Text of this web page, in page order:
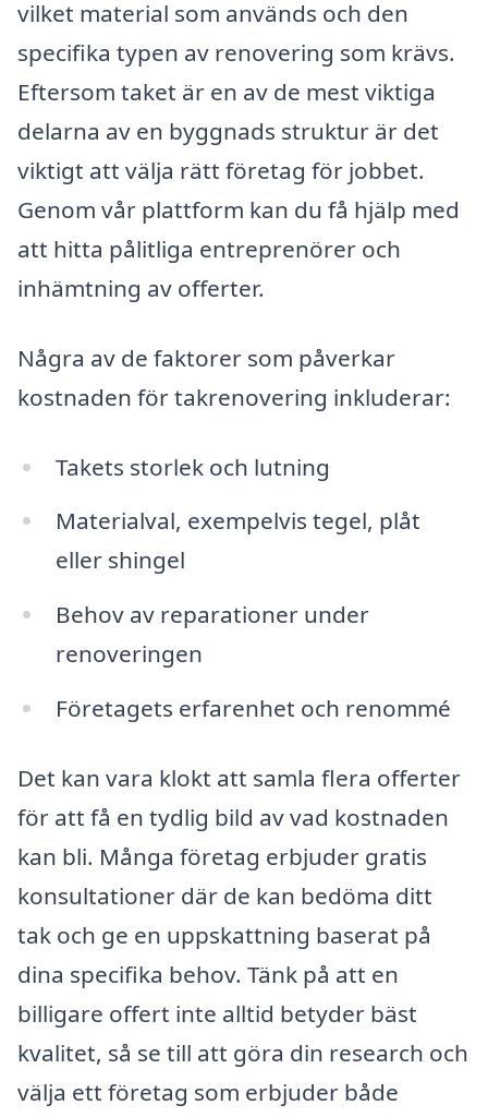
vilket material som används och den
specifika typen av renovering som krävs.
Eftersom taket är en av de mest viktiga
delarna av en byggnads struktur är det
viktigt att välja rätt företag för jobbet.
Genom vår plattform kan du få hjälp med
att hitta pålitliga entreprenörer och
inhämtning av offerter.
Några av de faktorer som påverkar
kostnaden för takrenovering inkluderar:
Takets storlek och lutning
Materialval, exempelvis tegel, plåt
eller shingel
Behov av reparationer under
renoveringen
Företagets erfarenhet och renommé
Det kan vara klokt att samla flera offerter
för att få en tydlig bild av vad kostnaden
kan bli. Många företag erbjuder gratis
konsultationer där de kan bedöma ditt
tak och ge en uppskattning baserat på
dina specifika behov. Tänk på att en
billigare offert inte alltid betyder bäst
kvalitet, så se till att göra din research och
välja ett företag som erbjuder både